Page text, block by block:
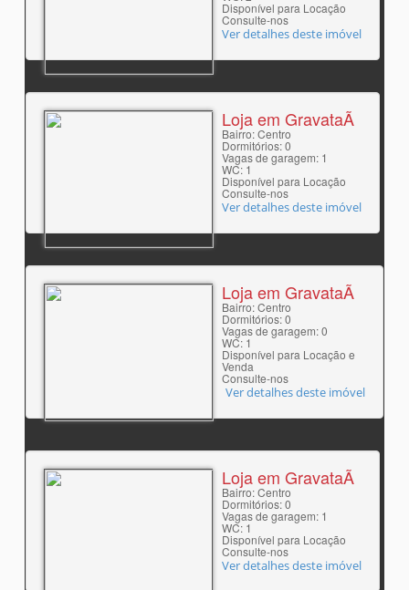
Disponível para Locação
Consulte-nos
Ver detalhes deste imóvel
Loja em GravataÃ­
Bairro: Centro
Dormitórios: 0
Vagas de garagem: 1
WC: 1
Disponível para Locação
Consulte-nos
Ver detalhes deste imóvel
Loja em GravataÃ­
Bairro: Centro
Dormitórios: 0
Vagas de garagem: 0
WC: 1
Disponível para Locação e
Venda
Consulte-nos
Ver detalhes deste imóvel
Loja em GravataÃ­
Bairro: Centro
Dormitórios: 0
Vagas de garagem: 1
WC: 1
Disponível para Locação
Consulte-nos
Ver detalhes deste imóvel